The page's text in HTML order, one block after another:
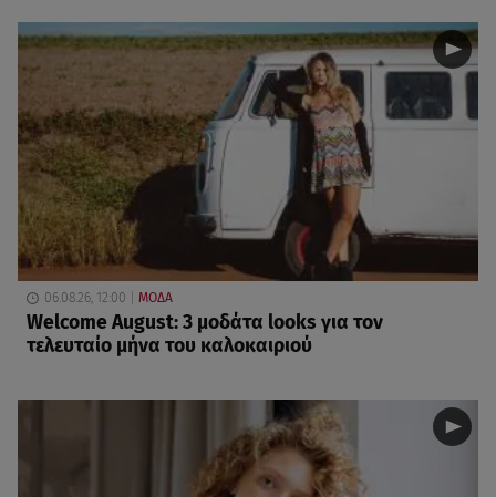
06.08.26, 12:00 ΜΟΔΑ
Welcome August: 3 μοδάτα looks για τον
τελευταίο μήνα του καλοκαιριού